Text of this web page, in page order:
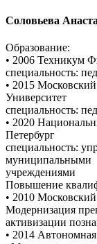
Соловьева
Образование:
• 2006 Техникум
специальность:
• 2015
Университет
специальность:
• 2020
Петербург
специальность:
муниципальными
учреждениями
Повышение
• 2010
Модернизация
активизации
• 2014